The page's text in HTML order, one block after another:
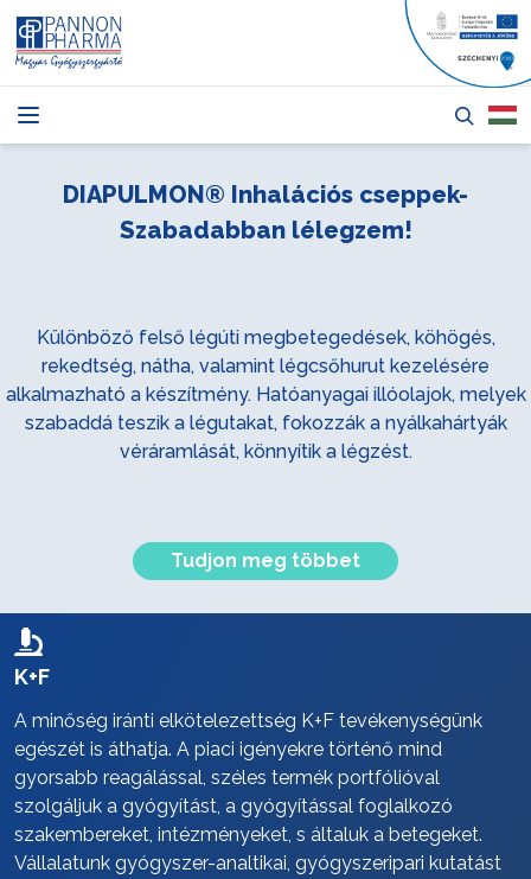
HÍREK
TERMÉKEK
PÁLYÁZATOK
KAPCSOLAT
DIAPULMON® Inhalációs cseppek-
Szabadabban lélegzem!
Különböző felső légúti megbetegedések, köhögés,
rekedtség, nátha, valamint légcsőhurut kezelésére
alkalmazható a készítmény. Hatóanyagai illóolajok, melyek
szabaddá teszik a légutakat, fokozzák a nyálkahártyák
véráramlását, könnyítik a légzést.
Tudjon meg többet
K+F
A minőség iránti elkötelezettség K+F tevékenységünk
egészét is áthatja. A piaci igényekre történő mind
gyorsabb reagálással, széles termék portfólióval
szolgáljuk a gyógyítást, a gyógyítással foglalkozó
szakembereket, intézményeket, s általuk a betegeket.
Vállalatunk gyógyszer-analtikai, gyógyszeripari kutatást